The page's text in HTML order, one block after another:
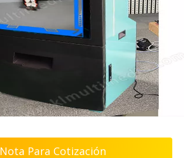
Nota Para Cotización